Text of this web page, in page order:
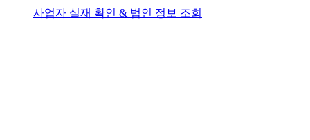
사업자 실재 확인 & 법인 정보 조회